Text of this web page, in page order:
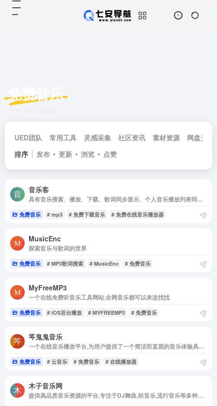
免费音乐
UED团队 常用工具 灵感采集 社区资讯 素材资源
网盘云储
排序
发布 更新 浏览 点赞
音乐客
具有音乐搜索、播放、下载、歌词同步显示、个人音乐播放列表同步等功能。
免费音乐 # mp3 # 免费下载音乐 # 免费在线音乐播放器
MusicEnc
探索音乐与歌词的世界
免费音乐 # MP3歌词搜索 # MusicEnc # 免费音乐
MyFreeMP3
一个在线免费听音乐工具网站,全网音乐都可以来这找找
免费音乐 # iOS后台播放 # MYFREEMP3 # 免费音乐
笒鬼鬼音乐
一个在线音乐播放平台,为用户提供了一个简洁而直观的音乐体验具有音乐搜索
免费音乐 # 云音乐 # 免费音乐 # 在线播放器
木子音乐网
提供高品质音乐资源的平台,专注于DJ舞曲,轻音乐,流行音乐等多种类型的音乐分享和下载